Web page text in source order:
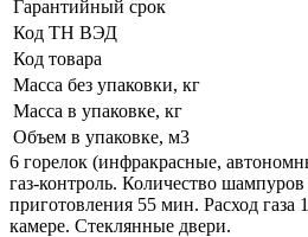
Гарантийный срок
Код ТН ВЭД
Код товара
Масса без упаковки, кг
Масса в упаковке, кг
Объем в упаковке, м3
6 горелок (инфракрасные,
газ-контроль. Количество
приготовления 55 мин. Расход газа
камере. Стеклянные двери.